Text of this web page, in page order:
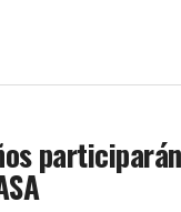
participarán